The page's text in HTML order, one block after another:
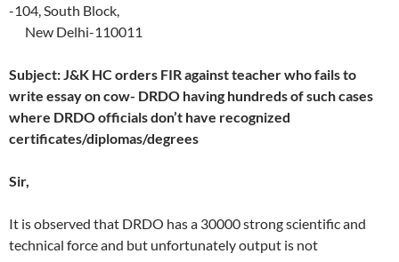
-104, South Block,
New Delhi-110011
Subject: J&K HC orders FIR against teacher who fails to
write essay on cow- DRDO having hundreds of such cases
where DRDO officials don’t have recognized
certificates/diplomas/degrees
Sir,
It is observed that DRDO has a 30000 strong scientific and
technical force and but unfortunately output is not